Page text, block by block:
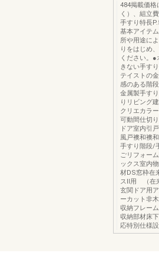
484掲載価格
く）、組立
手すり特長
基本アイテ
所や用途に
りをはじめ
ください。
きない手す
テイストの
感のある階
金属製手す
りリビング
クリエカラ
可動間仕切
ドア室内引
風戸襖和襖
手すり階段/
ごリフォー
ックス室内
材DS窓枠在
スⅡ用 （在
玄関ドア用
ーカット非
収納フレー
収納部材床
応特別仕様